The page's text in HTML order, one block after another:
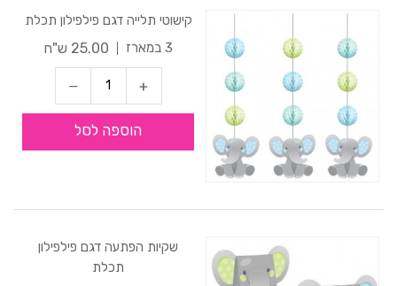
קישוטי תלייה דגם פילפילון תכלת
3 במארז
25.00 ש"ח
הוספה לסל
שקיות הפתעה דגם פילפילון
תכלת